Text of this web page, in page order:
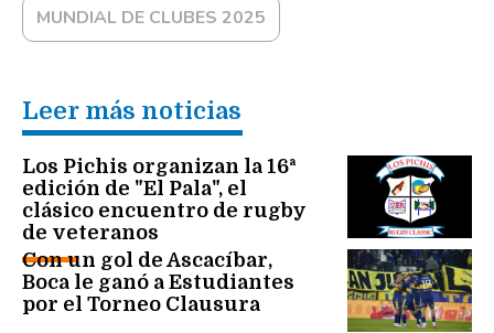
MUNDIAL DE CLUBES 2025
Leer más noticias
Los Pichis organizan la 16ª
edición de "El Pala", el
clásico encuentro de rugby
de veteranos
Con un gol de Ascacíbar,
Boca le ganó a Estudiantes
por el Torneo Clausura